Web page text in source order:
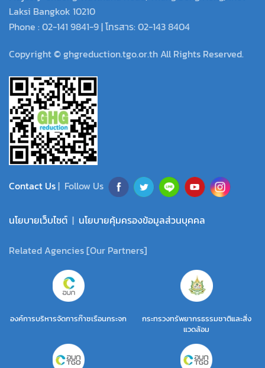
Laksi Bangkok 10210
Phone : 02-141 9841-9 | โทรสาร: 02-143 8404
Copyright © ghgreduction.tgo.or.th All Rights Reserved.
Contact Us| Follow Us
นโยบายเว็บไซต์ | นโยบายคุ้มครองข้อมูลส่วนบุคคล
Related Agencies [Our Partners]
องค์การบริหารจัดการก๊าซเรือนกระจก
กระทรวงทรัพยากรธรรมชาติและสิ่ง
แวดล้อม